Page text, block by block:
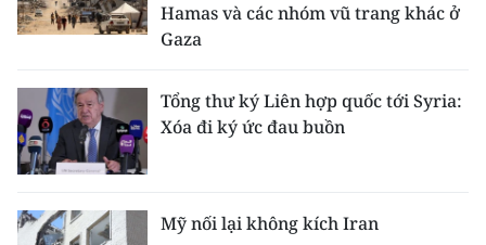
Hamas và các nhóm vũ trang khác ở
Gaza
Tổng thư ký Liên hợp quốc tới Syria:
Xóa đi ký ức đau buồn
Mỹ nối lại không kích Iran